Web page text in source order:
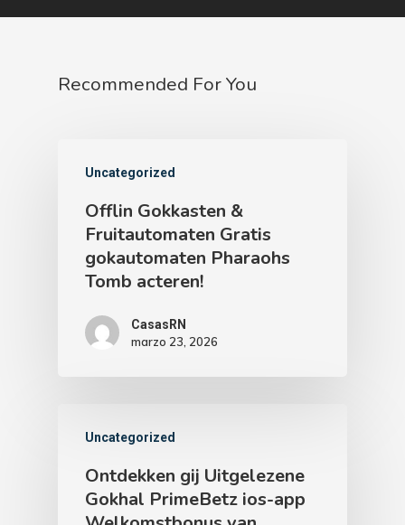
Recommended For You
Uncategorized
Offlin Gokkasten &
Fruitautomaten Gratis
gokautomaten Pharaohs
Tomb acteren!
CasasRN
marzo 23, 2026
Uncategorized
Ontdekken gij Uitgelezene
Gokhal PrimeBetz ios-app